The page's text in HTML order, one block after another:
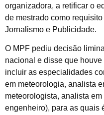
organizadora, a retificar o
de mestrado como
Jornalismo e Publicidade.
O MPF pediu decisão
nacional e disse que
incluir as especialidades
em meteorologia, analista
meteorologista, analista
engenheiro), para as quais